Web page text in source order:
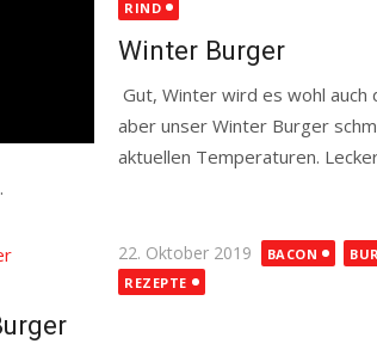
on
RIND
Winter Burger
Gut, Winter wird es wohl auch
aber unser Winter Burger
aktuellen Temperaturen.
Posted
on
22. Oktober 2019 BACON
REZEPTE